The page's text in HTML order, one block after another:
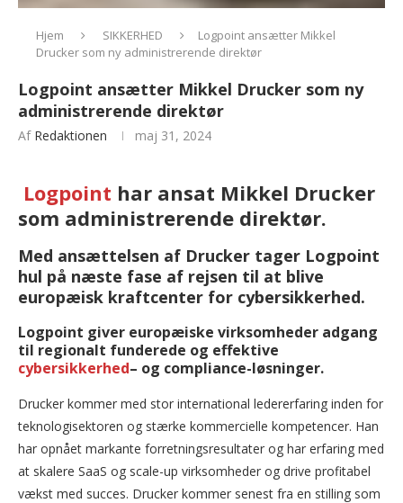
Hjem SIKKERHED
Logpoint ansætter Mikkel
Drucker som ny administrerende direktør
Logpoint ansætter Mikkel Drucker som ny
administrerende direktør
Af Redaktionen maj 31, 2024
Logpoint har ansat Mikkel Drucker
som administrerende direktør.
Med ansættelsen af Drucker tager Logpoint
hul på næste fase af rejsen til at blive
europæisk kraftcenter for cybersikkerhed.
Logpoint giver europæiske virksomheder adgang
til regionalt funderede og effektive
cybersikkerhed– og compliance-løsninger.
Drucker kommer med stor international ledererfaring inden for
teknologisektoren og stærke kommercielle kompetencer. Han
har opnået markante forretningsresultater og har erfaring med
at skalere SaaS og scale-up virksomheder og drive profitabel
vækst med succes. Drucker kommer senest fra en stilling som